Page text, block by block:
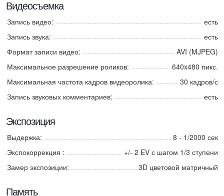
Видеосъемка
Запись видео:
есть
Запись звука:
есть
Формат записи видео:
AVI (MJPEG)
Максимальное разрешение роликов:
640x480 пикс.
Максимальная частота кадров видеоролика:
30 кадров/с
Запись звуковых комментариев:
есть
Экспозиция
Выдержка:
8 - 1/2000 сек
Экспокоррекция :
+/- 2 EV с шагом 1/3 ступени
Замер экспозиции:
3D цветовой матричный
Память